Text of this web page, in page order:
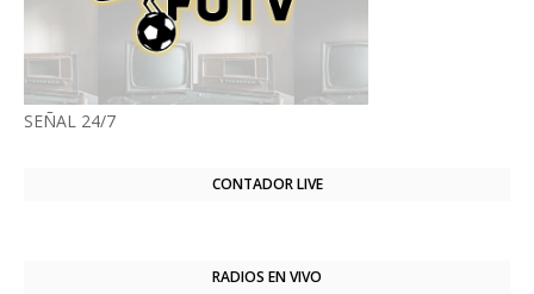
SEÑAL 24/7
CONTADOR LIVE
RADIOS EN VIVO